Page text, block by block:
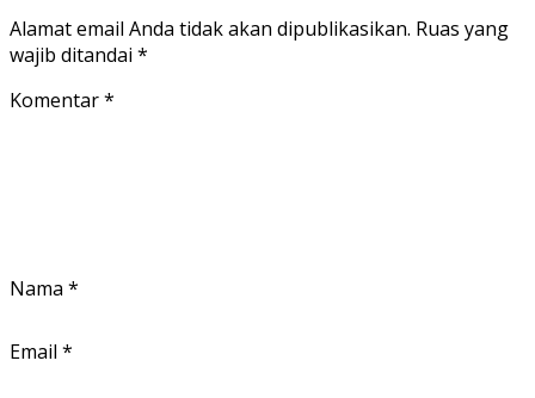
Alamat email Anda tidak akan dipublikasikan. Ruas yang
wajib ditandai *
Komentar*
Nama *
Email *